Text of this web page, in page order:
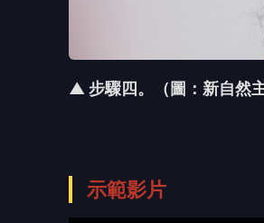
▲ 步驟四。（圖：新自然主
示範影片